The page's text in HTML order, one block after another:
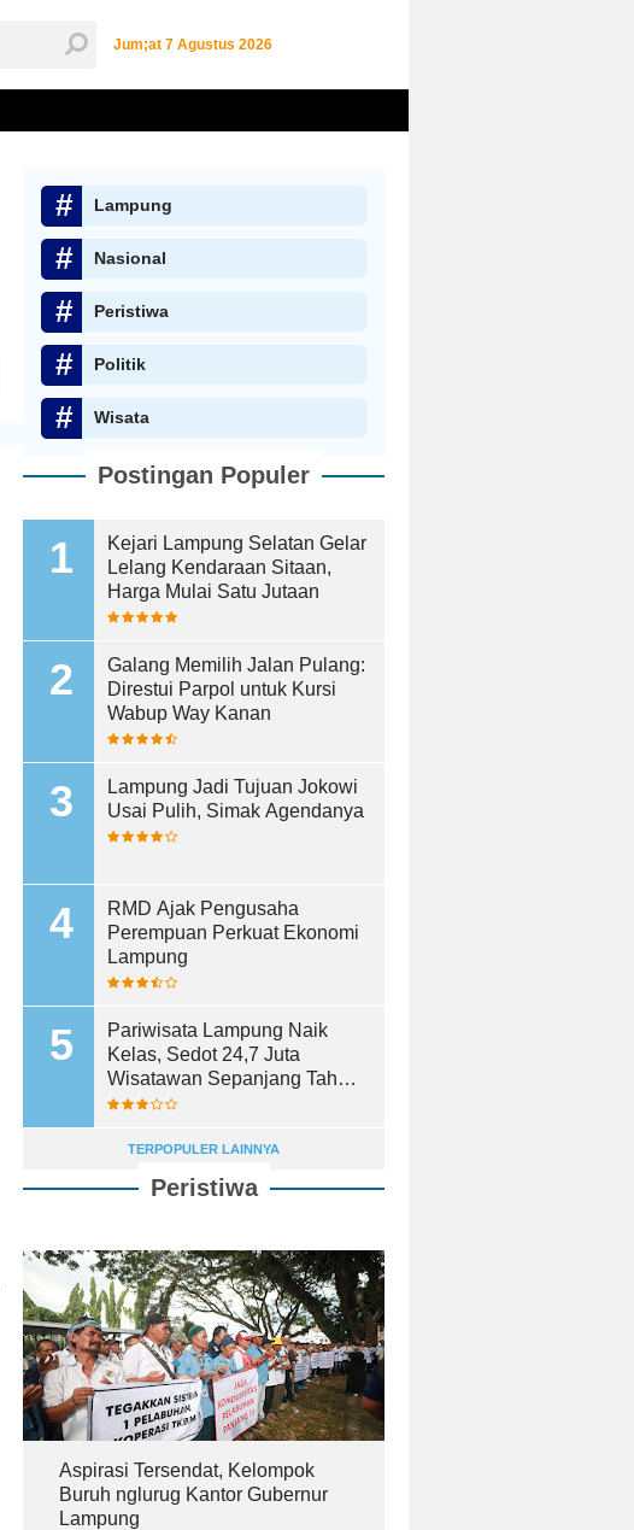
Jum;at 7 Agustus 2026
Lampung
Nasional
Peristiwa
Politik
Wisata
Postingan Populer
Kejari Lampung Selatan Gelar
Lelang Kendaraan Sitaan,
Harga Mulai Satu Jutaan
Galang Memilih Jalan Pulang:
Direstui Parpol untuk Kursi
Wabup Way Kanan
Lampung Jadi Tujuan Jokowi
Usai Pulih, Simak Agendanya
RMD Ajak Pengusaha
Perempuan Perkuat Ekonomi
Lampung
Pariwisata Lampung Naik
Kelas, Sedot 24,7 Juta
Wisatawan Sepanjang Tahun
2025
TERPOPULER LAINNYA
Peristiwa
Aspirasi Tersendat, Kelompok
Buruh nglurug Kantor Gubernur
Lampung